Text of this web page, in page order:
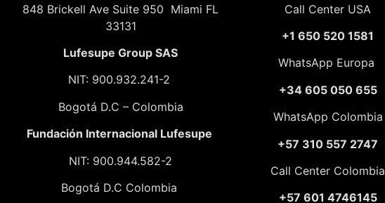
848 Brickell Ave Suite 950 Miami FL
33131
Lufesupe Group SAS
NIT: 900.932.241-2
Bogotá D.C – Colombia
Fundación Internacional Lufesupe
NIT: 900.944.582-2
Bogotá D.C Colombia
Call Center USA
+1 650 520 1581
WhatsApp Europa
+34 605 050 655
WhatsApp Colombia
+57 310 557 2747
Call Center Colombia
+57 601 4746145